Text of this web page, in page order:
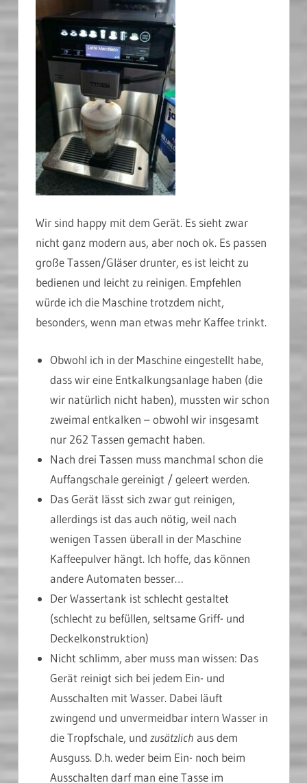
Wir sind happy mit dem Gerät. Es sieht zwar
nicht ganz modern aus, aber noch ok. Es passen
große Tassen/Gläser drunter, es ist leicht zu
bedienen und leicht zu reinigen. Empfehlen
würde ich die Maschine trotzdem nicht,
besonders, wenn man etwas mehr Kaffee trinkt.
Obwohl ich in der Maschine eingestellt habe,
dass wir eine Entkalkungsanlage haben (die
wir natürlich nicht haben), mussten wir schon
zweimal entkalken – obwohl wir insgesamt
nur 262 Tassen gemacht haben.
Nach drei Tassen muss manchmal schon die
Auffangschale gereinigt / geleert werden.
Das Gerät lässt sich zwar gut reinigen,
allerdings ist das auch nötig, weil nach
wenigen Tassen überall in der Maschine
Kaffeepulver hängt. Ich hoffe, das können
andere Automaten besser…
Der Wassertank ist schlecht gestaltet
(schlecht zu befüllen, seltsame Griff- und
Deckelkonstruktion)
Nicht schlimm, aber muss man wissen: Das
Gerät reinigt sich bei jedem Ein- und
Ausschalten mit Wasser. Dabei läuft
zwingend und unvermeidbar intern Wasser in
die Tropfschale, undzusätzlich aus dem
Ausguss. D.h. weder beim Ein- noch beim
Ausschalten darf man eine Tasse im